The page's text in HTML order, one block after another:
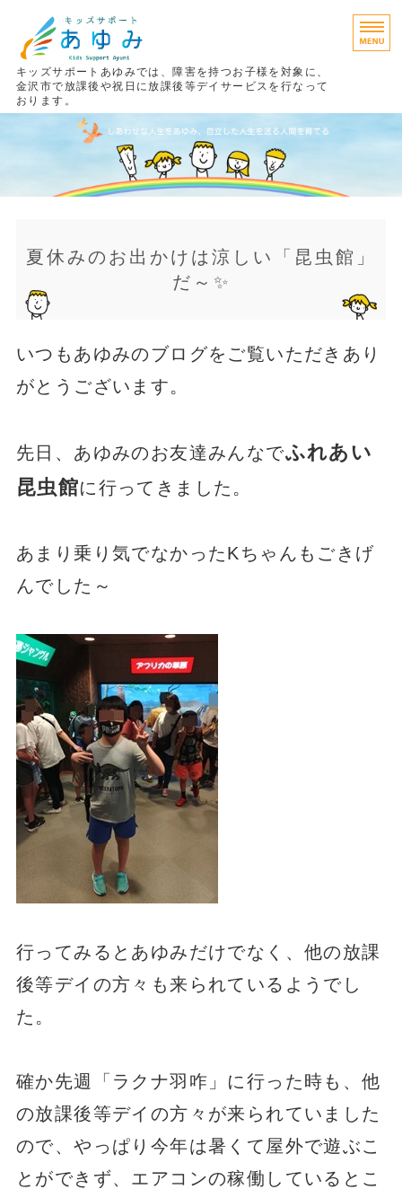
キッズサポートあゆみでは、障害を持つお子様を対象に、
金沢市で放課後や祝日に放課後等デイサービスを行なって
おります。
あゆみの考え方
ご利用料金
施設案内
夏休みのお出かけは涼しい「昆虫館」
だ～✨
いつもあゆみのブログをご覧いただきあり
がとうございます。
先日、あゆみのお友達みんなでふれあい
昆虫館に行ってきました。
あまり乗り気でなかったKちゃんもごきげ
んでした～
行ってみるとあゆみだけでなく、他の放課
後等デイの方々も来られているようでし
た。
確か先週「ラクナ羽咋」に行った時も、他
の放課後等デイの方々が来られていました
ので、やっぱり今年は暑くて屋外で遊ぶこ
とができず、エアコンの稼働しているとこ